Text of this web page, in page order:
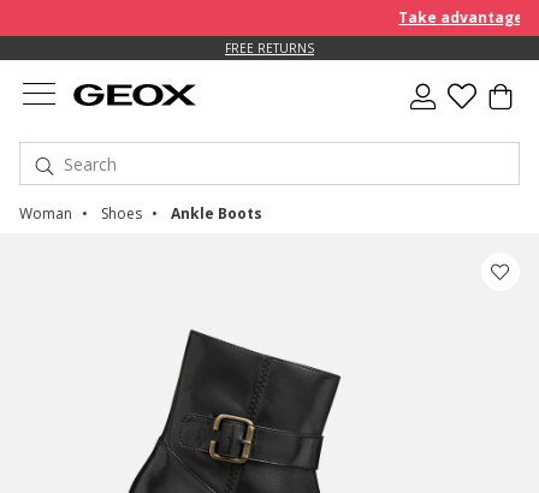
Take advantage of
FREE RETURNS
Woman Shoes Ankle Boots